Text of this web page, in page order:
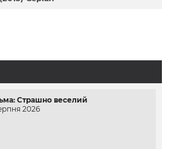
Страшно веселий
2026